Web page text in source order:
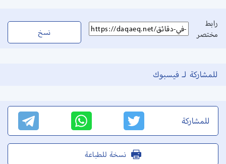
رابط
مختصر
نسخ
للمشاركة لـ فيسبوك
للمشاركة
نسخة للطباعة